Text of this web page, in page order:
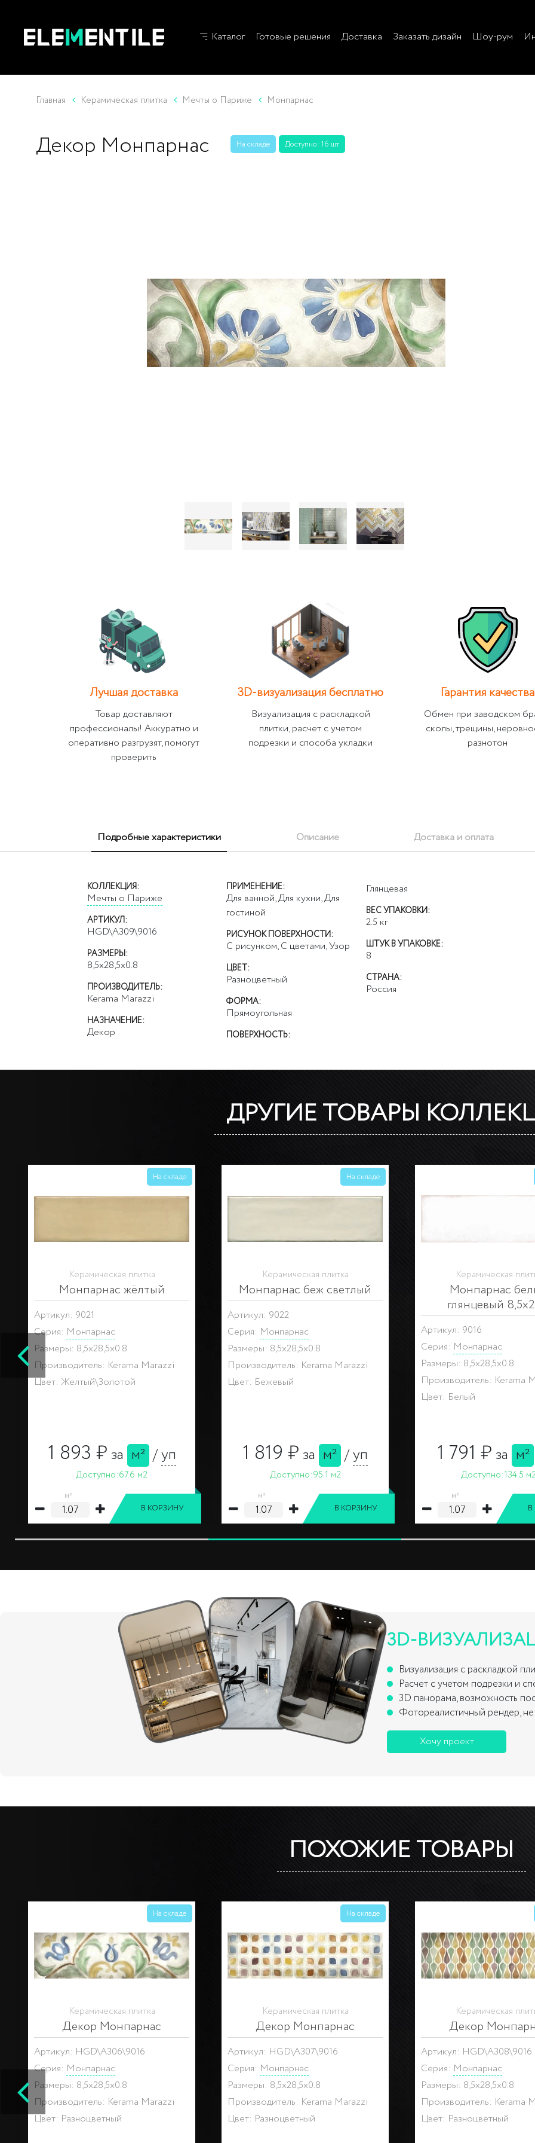
Каталог Готовые решения Доставка Заказать дизайн Шоу-рум
Главная Керамическая плитка Мечты о Париже Монпарнас
Декор Монпарнас На складе Доступно: 16 шт
Лучшая доставка
Товар доставляют
профессионалы! Аккуратно и
оперативно разгрузят, помогут
проверить
3D-визуализация бесплатно
Визуализация с раскладкой
плитки, расчет с учетом
подрезки и способа укладки
Гарантия качества
Обмен при заводском
сколы, трещины,
разнотон
Подробные характеристики Описание Доставка и оплата
КОЛЛЕКЦИЯ:
Мечты о Париже
АРТИКУЛ:
HGD\A309\9016
РАЗМЕРЫ:
8,5x28,5x0.8
ПРОИЗВОДИТЕЛЬ:
Kerama Marazzi
НАЗНАЧЕНИЕ:
Декор
ПРИМЕНЕНИЕ:
Для ванной, Для кухни, Для
гостиной
РИСУНОК ПОВЕРХНОСТИ:
С рисунком, С цветами, Узор
ЦВЕТ:
Разноцветный
ФОРМА:
Прямоугольная
ПОВЕРХНОСТЬ:
Глянцевая
ВЕС УПАКОВКИ:
2.5 кг
ШТУК В УПАКОВКЕ:
8
СТРАНА:
Россия
ДРУГИЕ ТОВАРЫ
На складе
Керамическая плитка
Декор Монпарнас
Артикул: HGD\A305\9016
Серия: Монпарнас
Размеры: 8,5x28,5x0.8
Производитель: Kerama Marazzi
Цвет: Разноцветный
302 ₽зашт
Доступно:24 шт
шт
В КОРЗИНУ
На складе
Керамическая плитка
Декор Монпарнас
Артикул: HGD\A306\9016
Серия: Монпарнас
Размеры: 8,5x28,5x0.8
Производитель: Kerama Marazzi
Цвет: Разноцветный
302 ₽зашт
Доступно:39 шт
шт
В КОРЗИНУ
Керамическая
Декор
Артикул: HGD\A307\9016
Серия:Монпарнас
Размеры: 8,5x28,5x0.8
Производитель: Kerama
Цвет: Разноцветный
302 ₽за
Доступно:57 шт
шт
3D-
Визуализация с раскладкой
Расчет с учетом подрезки и
3D панорама, возможность
Фотореалистичный рендер, не
Хочу проект
ПОХОЖИЕ ТОВАРЫ
На складе
Керамическая плитка
Декор Монпарнас
Артикул: HGD\A305\9016
Серия: Монпарнас
Размеры: 8,5x28,5x0.8
Производитель: Kerama Marazzi
Цвет: Разноцветный
На складе
Керамическая плитка
Декор Монпарнас
Артикул: HGD\A306\9016
Серия: Монпарнас
Размеры: 8,5x28,5x0.8
Производитель: Kerama Marazzi
Цвет: Разноцветный
Керамическая
Декор
Артикул: HGD\A307\9016
Серия: Монпарнас
Размеры: 8,5x28,5x0.8
Производитель: Kerama
Цвет: Разноцветный